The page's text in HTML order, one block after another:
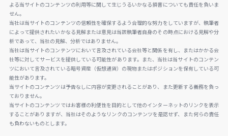
よる当サイトのコンテンツの利用等に関して生じうるいかなる損害についても責任を負いま
せん。
当社は当サイトのコンテンツの信頼性を確保するよう合理的な努力をしていますが、執筆者
によって提供されたいかなる見解または意見は当該執筆者自身のその時点における見解や分
析であって、当社の見解、分析ではありません。
当社は当サイトのコンテンツにおいて言及されている会社等と関係を有し、またはかかる会
社等に対してサービスを提供している可能性があります。また、当社は当サイトのコンテン
ツにおいて言及されている暗号資産（仮想通貨）の現物またはポジションを保有している可
能性があります。
当サイトのコンテンツは予告なしに内容が変更されることがあり、また更新する義務を負っ
ておりません。
当サイトのコンテンツではお客様の利便性を目的として他のインターネットのリンクを表示
することがありますが、当社はそのようなリンクのコンテンツを是認せず、また何らの責任
も負わないものとします。